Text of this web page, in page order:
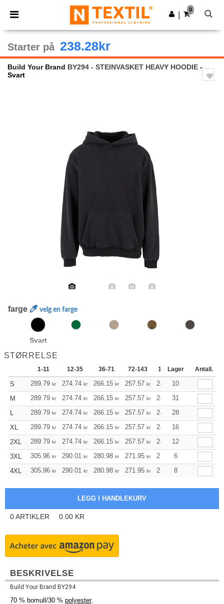
× Ntextil-app
Bedre priser i appen!
Last ned app
0
Starter på 238.28kr
Build Your Brand BY294 - STEINVASKET HEAVY HOODIE -
Svart
farge velg en farge
Svart
STØRRELSE
1-11 12-35 36-71 72-143 144-287 288 +
Lager Antall.
S 289.79 kr 274.74 kr 266.15 kr 257.57 kr 244.74 kr
10
M
289.79 kr 274.74 kr 266.15 kr 257.57 kr 244.7431
L
289.79 kr 274.74 kr 266.15 kr 257.57 kr 244.74 kr
28
XL
289.79 kr 274.74 kr 266.15 kr 257.57 kr 244.74 kr
16
2XL
289.79 kr 274.74 kr 266.15 kr 257.57 kr 244.74 kr
12
3XL
305.96 kr 290.01 kr 280.98 kr 271.95 kr 258.356
4XL
305.96 kr 290.01 kr 280.98 kr 271.95 kr 258.358
0ARTIKLER 0.00 KR
BESKRIVELSE
Build Your Brand BY294
70 % bomull/30 % polyester.